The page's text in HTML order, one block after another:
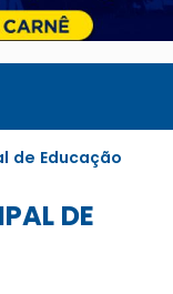
de Educação
DE